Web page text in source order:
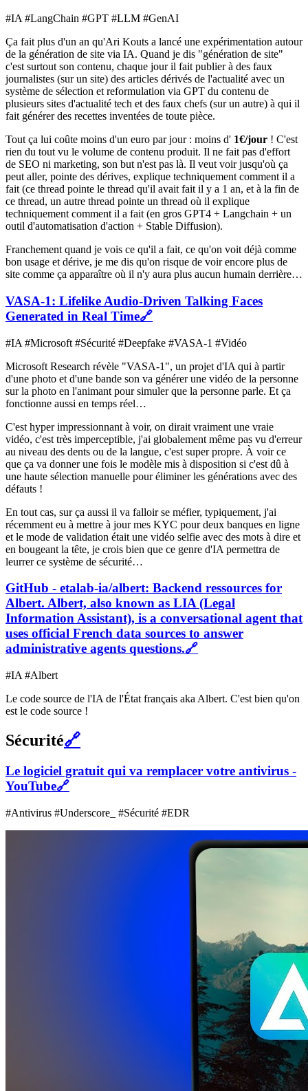
#IA #LangChain #GPT #LLM #GenAI
Ça fait plus d'un an qu'Ari Kouts a lancé une expérimentation autour
de la génération de site via IA. Quand je dis "génération de site"
c'est surtout son contenu, chaque jour il fait publier à des faux
journalistes (sur un site) des articles dérivés de l'actualité avec un
système de sélection et reformulation via GPT du contenu de
plusieurs sites d'actualité tech et des faux chefs (sur un autre) à qui il
fait générer des recettes inventées de toute pièce.
Tout ça lui coûte moins d'un euro par jour : moins d' 1€/jour ! C'est
rien du tout vu le volume de contenu produit. Il ne fait pas d'effort
de SEO ni marketing, son but n'est pas là. Il veut voir jusqu'où ça
peut aller, pointe des dérives, explique techniquement comment il a
fait (ce thread pointe le thread qu'il avait fait il y a 1 an, et à la fin de
ce thread, un autre thread pointe un thread où il explique
techniquement comment il a fait (en gros GPT4 + Langchain + un
outil d'automatisation d'action + Stable Diffusion).
Franchement quand je vois ce qu'il a fait, ce qu'on voit déjà comme
bon usage et dérive, je me dis qu'on risque de voir encore plus de
site comme ça apparaître où il n'y aura plus aucun humain derrière…
VASA-1: Lifelike Audio-Driven Talking Faces
Generated in Real Time🔗
#IA #Microsoft #Sécurité #Deepfake #VASA-1 #Vidéo
Microsoft Research révèle "VASA-1", un projet d'IA qui à partir
d'une photo et d'une bande son va générer une vidéo de la personne
sur la photo en l'animant pour simuler que la personne parle. Et ça
fonctionne aussi en temps réel…
C'est hyper impressionnant à voir, on dirait vraiment une vraie
vidéo, c'est très imperceptible, j'ai globalement même pas vu d'erreur
au niveau des dents ou de la langue, c'est super propre. À voir ce
que ça va donner une fois le modèle mis à disposition si c'est dû à
une haute sélection manuelle pour éliminer les générations avec des
défauts !
En tout cas, sur ça aussi il va falloir se méfier, typiquement, j'ai
récemment eu à mettre à jour mes KYC pour deux banques en ligne
et le mode de validation était une vidéo selfie avec des mots à dire et
en bougeant la tête, je crois bien que ce genre d'IA permettra de
leurrer ce système de sécurité…
GitHub - etalab-ia/albert: Backend ressources for
Albert. Albert, also known as LIA (Legal
Information Assistant), is a conversational agent that
uses official French data sources to answer
administrative agents questions.🔗
#IA #Albert
Le code source de l'IA de l'État français aka Albert. C'est bien qu'on
est le code source !
Sécurité🔗
Le logiciel gratuit qui va remplacer votre antivirus -
YouTube🔗
#Antivirus #Underscore_ #Sécurité #EDR